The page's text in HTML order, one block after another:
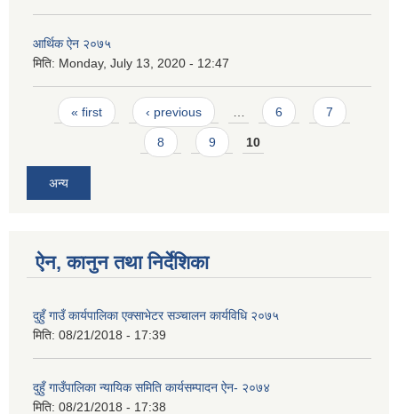
आर्थिक ऐन २०७५
मिति: Monday, July 13, 2020 - 12:47
Pages
« first ‹ previous 6 7
8 9 10
अन्य
ऐन, कानुन तथा निर्देशिका
दुहुँ गाउँ कार्यपालिका एक्साभेटर सञ्चालन कार्यविधि २०७५
मिति: 08/21/2018 - 17:39
दुहुँ गाउँपालिका न्यायिक समिति कार्यसम्पादन ऐन- २०७४
मिति: 08/21/2018 - 17:38